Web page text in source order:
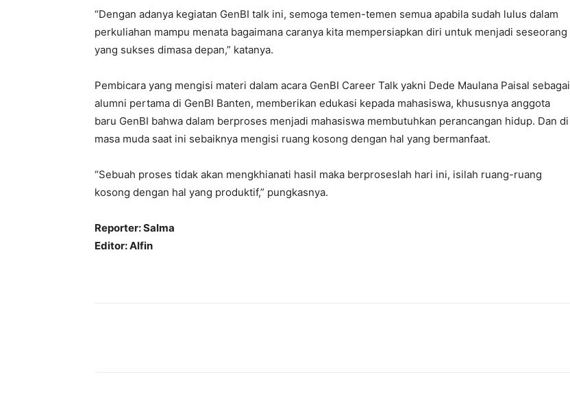
“Dengan adanya kegiatan GenBI talk ini, semoga temen-temen semua apabila sudah lulus dalam
perkuliahan mampu menata bagaimana caranya kita mempersiapkan diri untuk menjadi seseorang
yang sukses dimasa depan,” katanya.
Pembicara yang mengisi materi dalam acara GenBI Career Talk yakni Dede Maulana Paisal sebagai
alumni pertama di GenBI Banten, memberikan edukasi kepada mahasiswa, khususnya anggota
baru GenBI bahwa dalam berproses menjadi mahasiswa membutuhkan perancangan hidup. Dan di
masa muda saat ini sebaiknya mengisi ruang kosong dengan hal yang bermanfaat.
“Sebuah proses tidak akan mengkhianati hasil maka berproseslah hari ini, isilah ruang-ruang
kosong dengan hal yang produktif,” pungkasnya.
Reporter: Salma
Editor: Alfin